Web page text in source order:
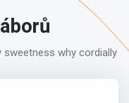
sweetness why cordially